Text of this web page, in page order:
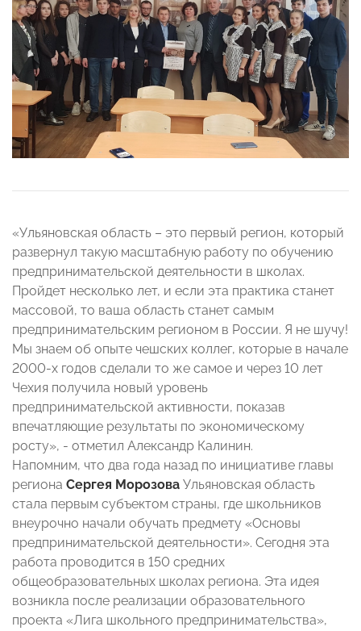
«Ульяновская область – это первый регион, который
развернул такую масштабную работу по обучению
предпринимательской деятельности в школах.
Пройдет несколько лет, и если эта практика станет
массовой, то ваша область станет самым
предпринимательским регионом в России. Я не шучу!
Мы знаем об опыте чешских коллег, которые в начале
2000-х годов сделали то же самое и через 10 лет
Чехия получила новый уровень
предпринимательской активности, показав
впечатляющие результаты по экономическому
росту», - отметил Александр Калинин.
Напомним, что два года назад по инициативе главы
региона Сергея Морозова Ульяновская область
стала первым субъектом страны, где школьников
внеурочно начали обучать предмету «Основы
предпринимательской деятельности». Сегодня эта
работа проводится в 150 средних
общеобразовательных школах региона. Эта идея
возникла после реализации образовательного
проекта «Лига школьного предпринимательства»,